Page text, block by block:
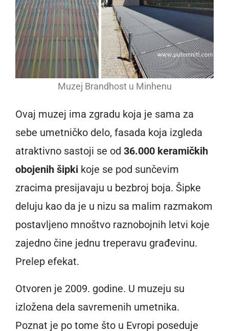
Muzej Brandhost u Minhenu
Ovaj muzej ima zgradu koja je sama za
sebe umetničko delo, fasada koja izgleda
atraktivno sastoji se od 36.000 keramičkih
obojenih šipki koje se pod sunčevim
zracima presijavaju u bezbroj boja. Šipke
deluju kao da je u nizu sa malim razmakom
postavljeno mnoštvo raznobojnih letvi koje
zajedno čine jednu treperavu građevinu.
Prelep efekat.
Otvoren je 2009. godine. U muzeju su
izložena dela savremenih umetnika.
Poznat je po tome što u Evropi poseduje